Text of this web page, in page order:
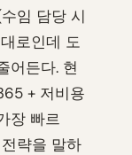
임 담당 시
로인데 도
어든다. 현
+ 저비용
장 빠르
략을 말하